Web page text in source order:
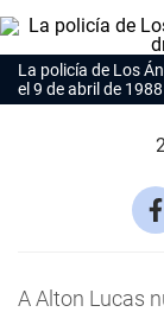
La policía de Los
el 9 de abril de 1988
A Alton Lucas